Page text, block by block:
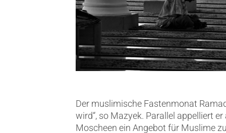
Der muslimische Fastenmonat
wird“, so Mazyek. Parallel appelliert
Moscheen ein Angebot für Muslime